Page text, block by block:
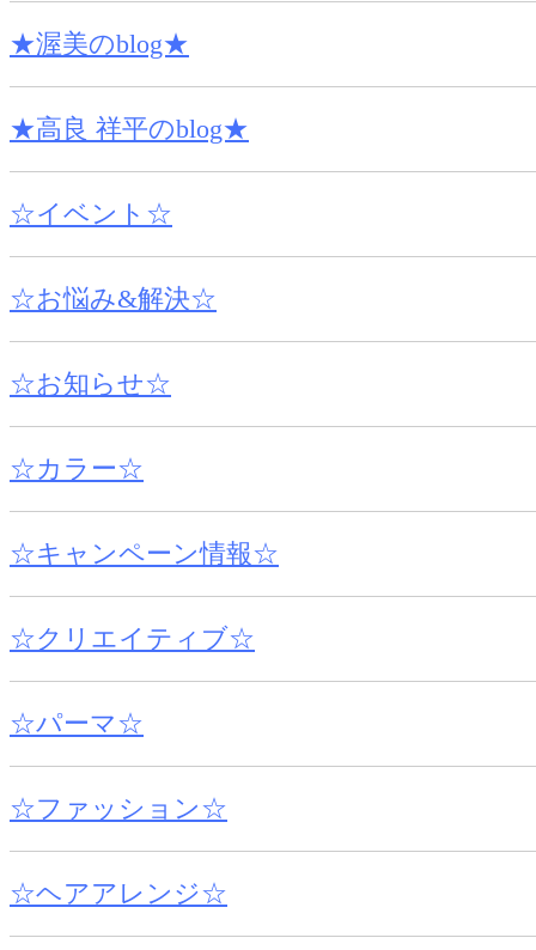
★渥美のblog★
★高良 祥平のblog★
☆イベント☆
☆お悩み&解決☆
☆お知らせ☆
☆カラー☆
☆キャンペーン情報☆
☆クリエイティブ☆
☆パーマ☆
☆ファッション☆
☆ヘアアレンジ☆